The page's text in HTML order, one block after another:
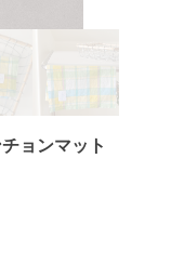
ョンマット